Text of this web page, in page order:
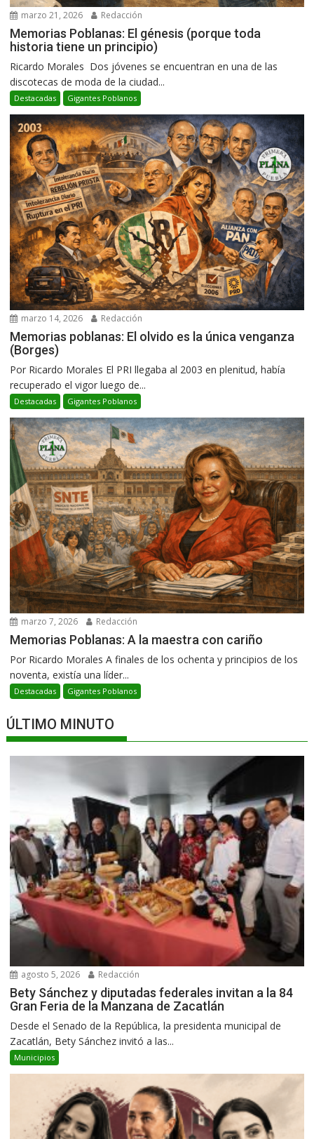
marzo 21, 2026 Redacción
Memorias Poblanas: El génesis (porque toda
historia tiene un principio)
Ricardo Morales Dos jóvenes se encuentran en una de las
discotecas de moda de la ciudad...
Destacadas Gigantes Poblanos
marzo 14, 2026 Redacción
Memorias poblanas: El olvido es la única venganza
(Borges)
Por Ricardo Morales El PRI llegaba al 2003 en plenitud, había
recuperado el vigor luego de...
Destacadas Gigantes Poblanos
marzo 7, 2026 Redacción
Memorias Poblanas: A la maestra con cariño
Por Ricardo Morales A finales de los ochenta y principios de los
noventa, existía una líder...
Destacadas Gigantes Poblanos
ÚLTIMO MINUTO
agosto 5, 2026 Redacción
Bety Sánchez y diputadas federales invitan a la 84
Gran Feria de la Manzana de Zacatlán
Desde el Senado de la República, la presidenta municipal de
Zacatlán, Bety Sánchez invitó a las...
Municipios